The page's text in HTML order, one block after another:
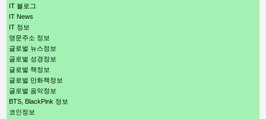
IT 블로그
IT News
IT 정보
영문주소 정보
글로벌 뉴스정보
글로벌 성경정보
글로벌 책정보
글로벌 만화책정보
글로벌 음악정보
BTS, BlackPink 정보
코인정보